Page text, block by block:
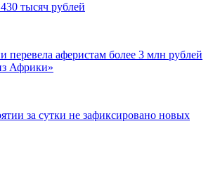
тысяч рублей
перевела аферистам более 3 млн рублей
Африки»
за сутки не зафиксировано новых